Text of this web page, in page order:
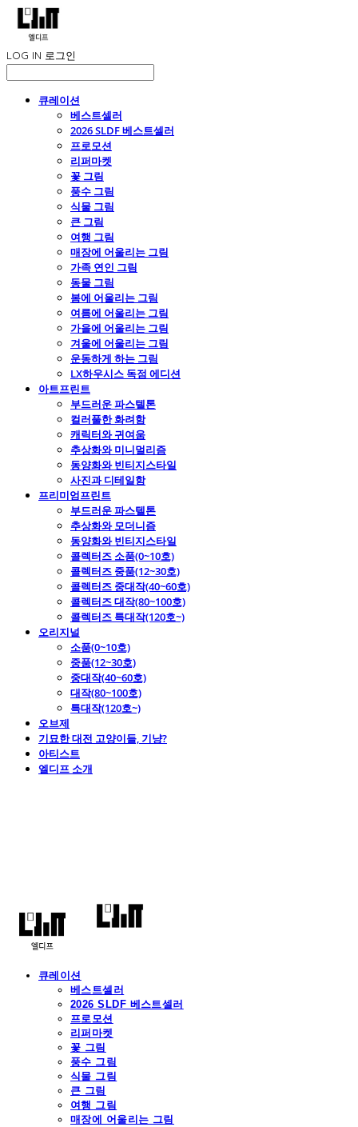
LOG IN 로그인
큐레이션
베스트셀러
2026 SLDF 베스트셀러
프로모션
리퍼마켓
꽃 그림
풍수 그림
식물 그림
큰 그림
여행 그림
매장에 어울리는 그림
가족 연인 그림
동물 그림
봄에 어울리는 그림
여름에 어울리는 그림
가을에 어울리는 그림
겨울에 어울리는 그림
운동하게 하는 그림
LX하우시스 독점 에디션
아트프린트
부드러운 파스텔톤
컬러풀한 화려함
캐릭터와 귀여움
추상화와 미니멀리즘
동양화와 빈티지스타일
사진과 디테일함
프리미엄프린트
부드러운 파스텔톤
추상화와 모더니즘
동양화와 빈티지스타일
콜렉터즈 소품(0~10호)
콜렉터즈 중품(12~30호)
콜렉터즈 중대작(40~60호)
콜렉터즈 대작(80~100호)
콜렉터즈 특대작(120호~)
오리지널
소품(0~10호)
중품(12~30호)
중대작(40~60호)
대작(80~100호)
특대작(120호~)
오브제
기묘한 대전 고양이들, 기냥?
아티스트
엘디프 소개
큐레이션
베스트셀러
2026 SLDF 베스트셀러
프로모션
리퍼마켓
꽃 그림
풍수 그림
식물 그림
큰 그림
여행 그림
매장에 어울리는 그림